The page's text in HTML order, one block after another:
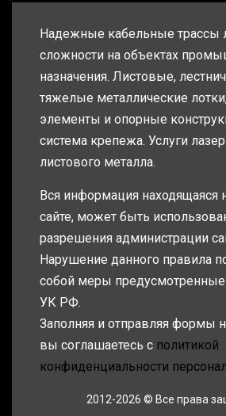
Надежные кабельные трассы
сложности на объектах
назначения. Листовые,
тяжелые металлические
элементы и опорные
система крепежа. Услуги
листового металла.
Вся информация находящаяся
сайте, может быть
разрешения администрации
Нарушение данного правила
собой меры предусмотренные
УК РФ.
Заполняя и отправляя формы
вы соглашаетесь с политикой
конфиденциальности
2012-2026 © Все права